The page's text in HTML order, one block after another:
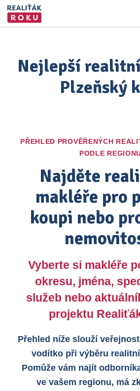
Nejlepší
Plzeňský
PŘEHLED PROVĚŘENÝCH
PODLE
Najděte
makléře pro
koupi nebo
Vyberte si makléře
okresu, jména,
služeb nebo
projektu
Přehled níže slouží
vodítko při výběru
Pomůže vám najít
ve vašem regionu, má